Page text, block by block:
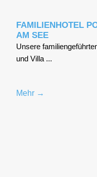
FAMILIENHOTEL
AM SEE
Unse­re
und Vil­la ...
Mehr →